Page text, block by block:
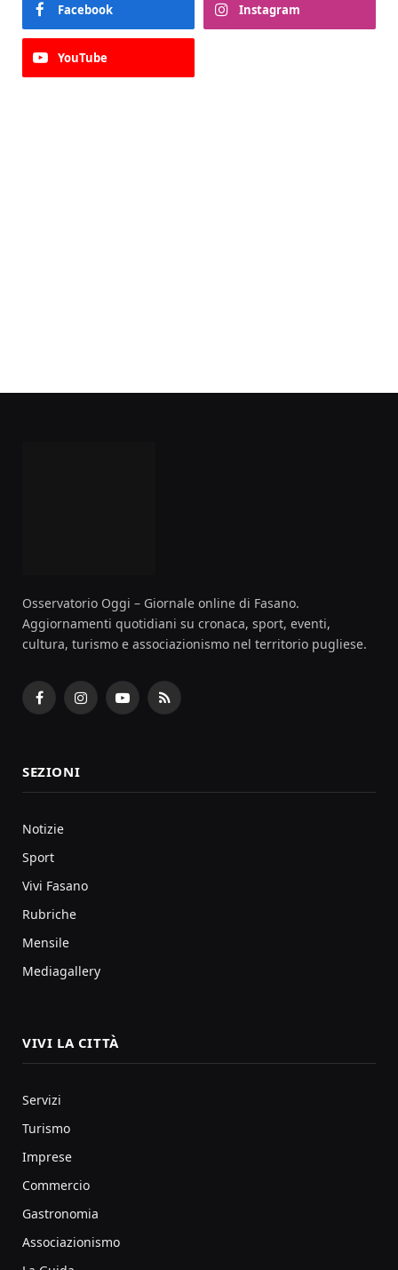
Facebook Instagram
YouTube
Osservatorio Oggi – Giornale online di Fasano.
Aggiornamenti quotidiani su cronaca, sport, eventi,
cultura, turismo e associazionismo nel territorio pugliese.
FacebookInstagramYouTubeRSS
SEZIONI
Notizie
Sport
Vivi Fasano
Rubriche
Mensile
Mediagallery
VIVI LA CITTÀ
Servizi
Turismo
Imprese
Commercio
Gastronomia
Associazionismo